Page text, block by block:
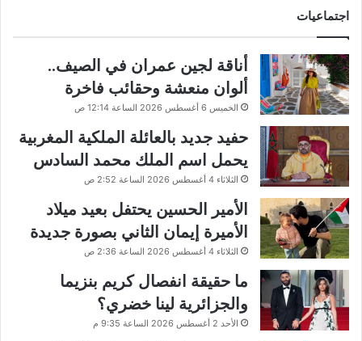
اجتماعيات
أناقة لجين عمران في الصيف..
ألوان منعشة وحقائب فاخرة
الخميس 6 أغسطس 2026 الساعة 12:14 ص
حفيد جديد بالعائلة الملكية المغربية
يحمل اسم الملك محمد السادس
الثلاثاء 4 أغسطس 2026 الساعة 2:52 ص
الأمير الحسين يحتفل بعيد ميلاد
الأميرة إيمان الثاني بصورة جديدة
الثلاثاء 4 أغسطس 2026 الساعة 2:36 ص
ما حقيقة انفصال كريم بنزيما
والجزائرية لينا خضري؟
الأحد 2 أغسطس 2026 الساعة 9:35 م